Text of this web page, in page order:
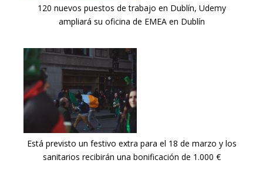
120 nuevos puestos de trabajo en Dublín, Udemy
ampliará su oficina de EMEA en Dublín
Está previsto un festivo extra para el 18 de marzo y los
sanitarios recibirán una bonificación de 1.000 €